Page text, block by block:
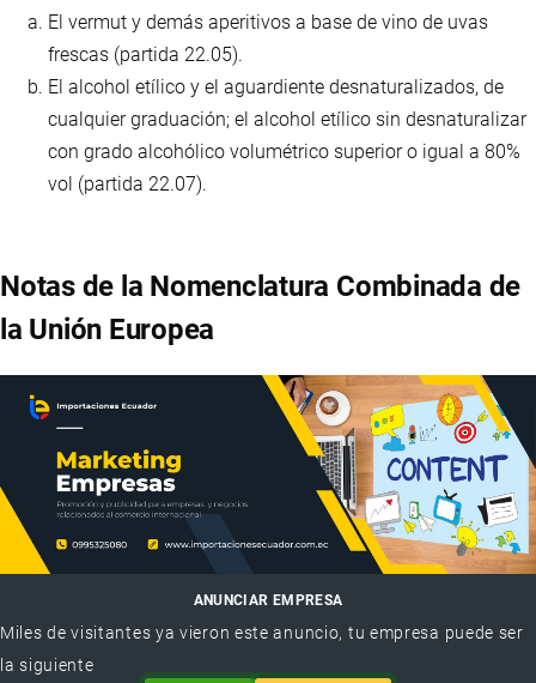
El vermut y demás aperitivos a base de vino de uvas
frescas (partida 22.05).
El alcohol etílico y el aguardiente desnaturalizados, de
cualquier graduación; el alcohol etílico sin desnaturalizar
con grado alcohólico volumétrico superior o igual a 80%
vol (partida 22.07).
Notas de la Nomenclatura Combinada de
la Unión Europea
ANUNCIAR EMPRESA
Miles de visitantes ya vieron este anuncio, tu empresa puede ser
la siguiente